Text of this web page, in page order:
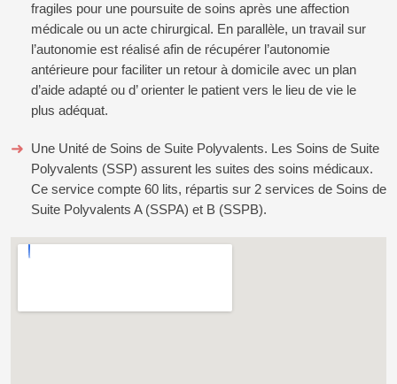
fragiles pour une poursuite de soins après une affection
médicale ou un acte chirurgical. En parallèle, un travail sur
l’autonomie est réalisé afin de récupérer l’autonomie
antérieure pour faciliter un retour à domicile avec un plan
d’aide adapté ou d’ orienter le patient vers le lieu de vie le
plus adéquat.
Une Unité de Soins de Suite Polyvalents. Les Soins de Suite
Polyvalents (SSP) assurent les suites des soins médicaux.
Ce service compte 60 lits, répartis sur 2 services de Soins de
Suite Polyvalents A (SSPA) et B (SSPB).